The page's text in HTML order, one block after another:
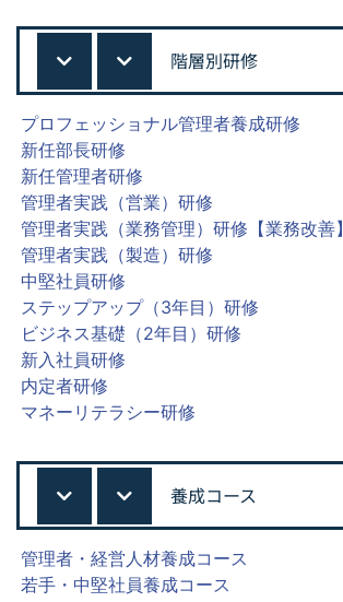
階層別研修
プロフェッショナル管理者養成研修
新任部長研修
新任管理者研修
管理者実践（営業）研修
管理者実践（業務管理）研修【業務改善】
管理者実践（製造）研修
中堅社員研修
ステップアップ（3年目）研修
ビジネス基礎（2年目）研修
新入社員研修
内定者研修
マネーリテラシー研修
養成コース
管理者・経営人材養成コース
若手・中堅社員養成コース